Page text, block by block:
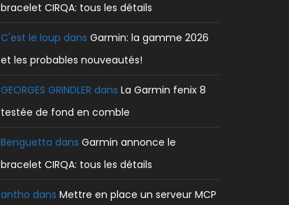
bracelet CIRQA: tous les détails
C'est le loup dans Garmin: la gamme 2026
et les probables nouveautés!
GEORGES GRINDLER dans La Garmin fenix 8
testée de fond en comble
Benguetta dans Garmin annonce le
bracelet CIRQA: tous les détails
antho dans Mettre en place un serveur MCP